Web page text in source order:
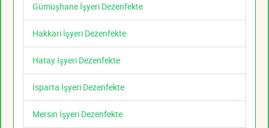
Gümüşhane İşyeri Dezenfekte
Hakkari İşyeri Dezenfekte
Hatay İşyeri Dezenfekte
Isparta İşyeri Dezenfekte
Mersin İşyeri Dezenfekte